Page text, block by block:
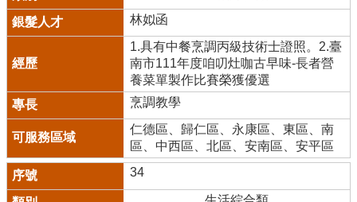
林姒函
1.具有中餐烹調丙級技術士證照。2.臺
南市111年度咱叨灶咖古早味-長者營
養菜單製作比賽榮獲優選
烹調教學
仁德區、歸仁區、永康區、東區、南
區、中西區、北區、安南區、安平區
34